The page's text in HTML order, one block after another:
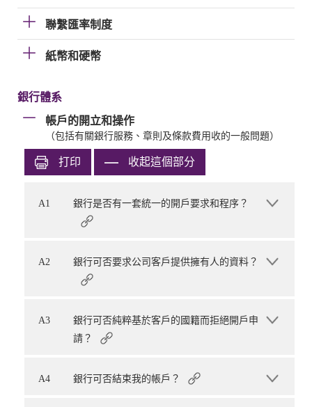
聯繫匯率制度
紙幣和硬幣
銀行體系
帳戶的開立和操作
（包括有關銀行服務、章則及條款費用收的一般問題）
打印 收起這個部分
A1 銀行是否有一套統一的開戶要求和程序？
A2 銀行可否要求公司客戶提供擁有人的資料？
A3
銀行可否純粹基於客戶的國籍而拒絕開戶申
請？
A4 銀行可否結束我的帳戶？